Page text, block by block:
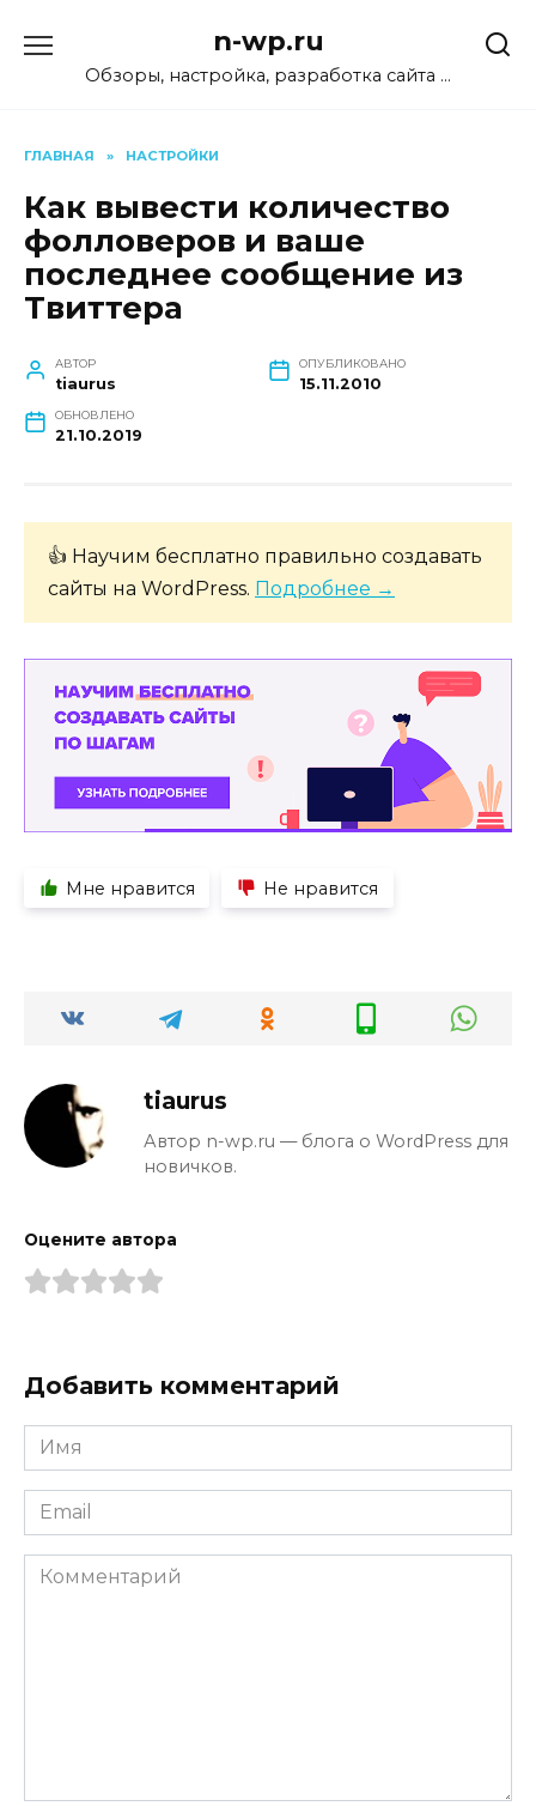
содержанию
n-wp.ru
Обзоры, настройка, разработка сайта …
ГЛАВНАЯ » НАСТРОЙКИ
Как вывести количество
фолловеров и ваше
последнее сообщение из
Твиттера
АВТОР
tiaurus
ОПУБЛИКОВАНО
15.11.2010
ОБНОВЛЕНО
21.10.2019
👍 Научим бесплатно правильно создавать
сайты на WordPress. Подробнее →
Мне нравится Не нравится
tiaurus
Автор n-wp.ru — блога о WordPress для
новичков.
Оцените автора
Добавить комментарий
Имя
*
Email
*
Комментарий